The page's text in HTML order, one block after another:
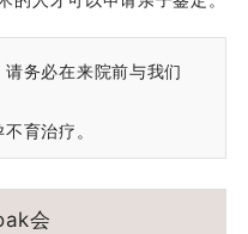
务必在来院前与我们
育治疗。
会